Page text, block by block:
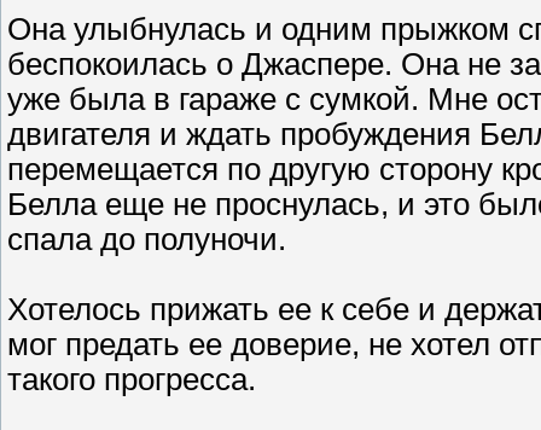
Она улыбнулась и одним прыжком
беспокоилась о Джаспере. Она не
уже была в гараже с сумкой. Мне
двигателя и ждать пробуждения
перемещается по другую сторону
Белла еще не проснулась, и это
спала до полуночи.
Хотелось прижать ее к себе и
мог предать ее доверие, не хотел
такого прогресса.